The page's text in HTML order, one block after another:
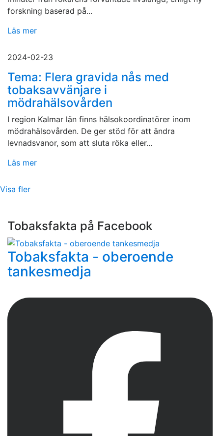
forskning baserad på...
Läs mer
2024-02-23
Tema: Flera gravida nås med
tobaksavvänjare i
mödrahälsovården
I region Kalmar län finns hälsokoordinatörer inom
mödrahälsovården. De ger stöd för att ändra
levnadsvanor, som att sluta röka eller...
Läs mer
Visa fler
Tobaksfakta på Facebook
Tobaksfakta - oberoende
tankesmedja